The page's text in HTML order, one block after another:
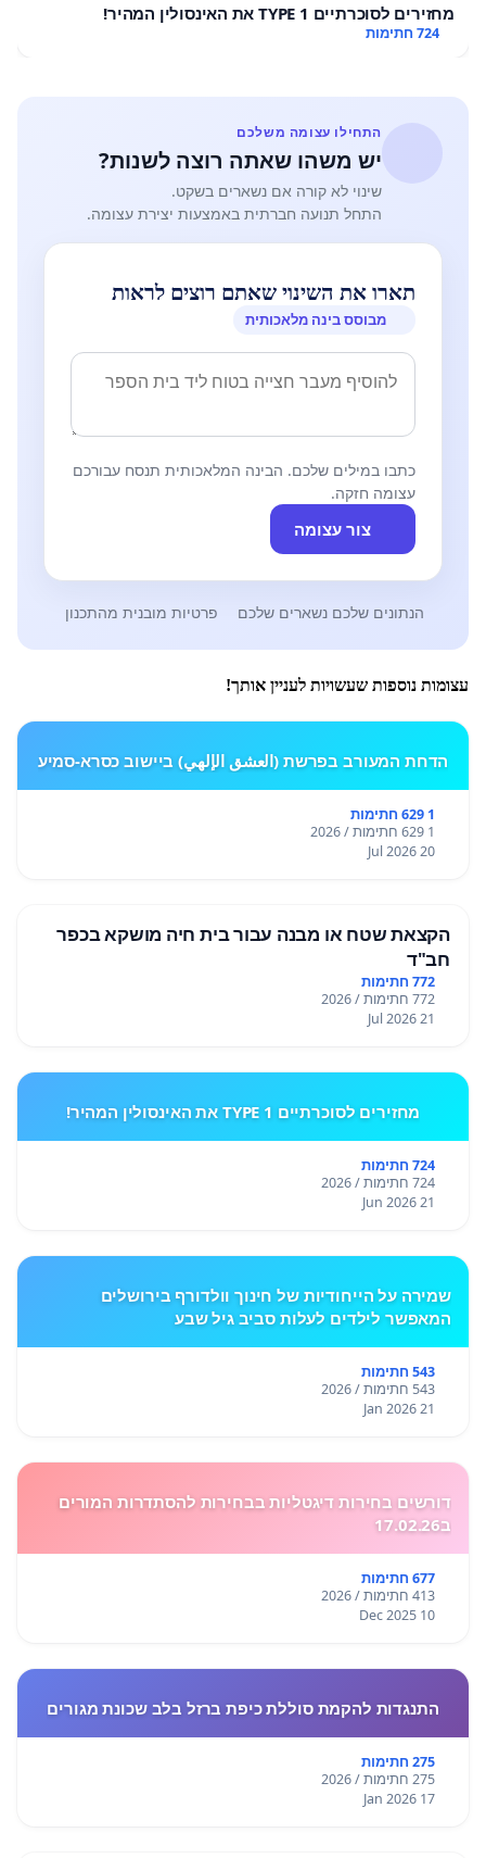
מחזירים לסוכרתיים TYPE 1 את האינסולין המהיר!
724 חתימות
התחילו עצומה משלכם
יש משהו שאתה רוצה לשנות?
שינוי לא קורה אם נשארים בשקט.
התחל תנועה חברתית באמצעות יצירת עצומה.
תארו את השינוי שאתם רוצים לראות
מבוסס בינה מלאכותית
כתבו במילים שלכם. הבינה המלאכותית תנסח עבורכם
עצומה חזקה.
צור עצומה
הנתונים שלכם נשארים שלכם פרטיות מובנית מהתכנון
עצומות נוספות שעשויות לעניין אותך!
הדחת המעורב בפרשת (العشق الإلهي) ביישוב כסרא-סמיע
1 629 חתימות
1 629 חתימות / 2026
20 Jul 2026
הקצאת שטח או מבנה עבור בית חיה מושקא בכפר
חב"ד
772 חתימות
772 חתימות / 2026
21 Jul 2026
מחזירים לסוכרתיים TYPE 1 את האינסולין המהיר!
724 חתימות
724 חתימות / 2026
21 Jun 2026
שמירה על הייחודיות של חינוך וולדורף בירושלים
המאפשר לילדים לעלות סביב גיל שבע
543 חתימות
543 חתימות / 2026
21 Jan 2026
דורשים בחירות דיגטליות בבחירות להסתדרות המורים
ב17.02.26
677 חתימות
413 חתימות / 2026
10 Dec 2025
התנגדות להקמת סוללת כיפת ברזל בלב שכונת מגורים
275 חתימות
275 חתימות / 2026
17 Jan 2026